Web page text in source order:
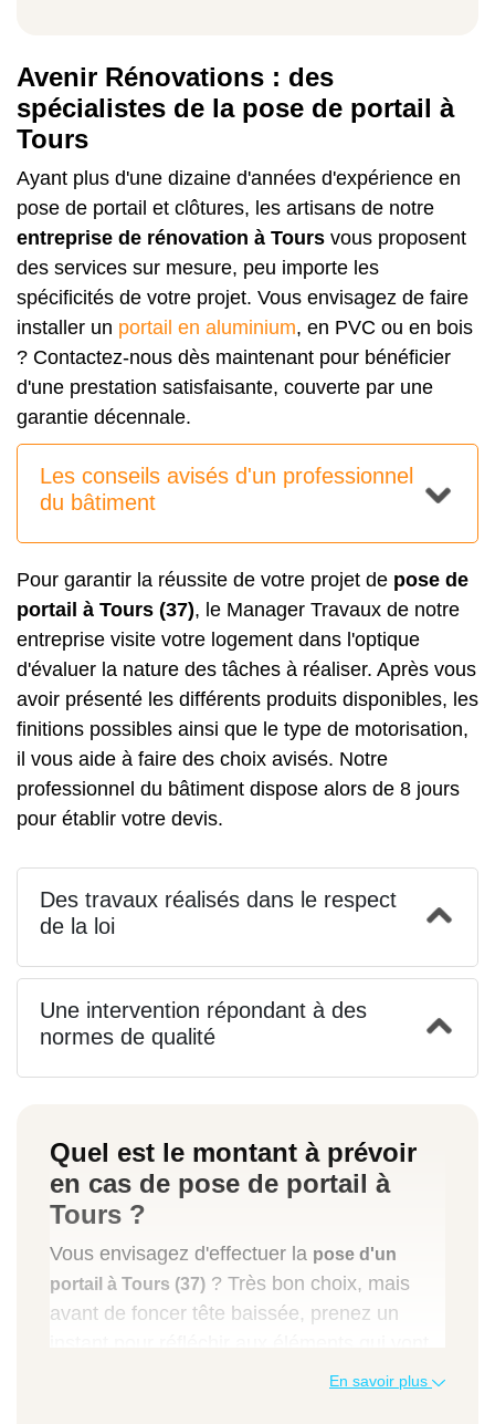
Avenir Rénovations : des
spécialistes de la pose de portail à
Tours
Ayant plus d'une dizaine d'années d'expérience en
pose de portail et clôtures, les artisans de notre
entreprise de rénovation à Tours vous proposent
des services sur mesure, peu importe les
spécificités de votre projet. Vous envisagez de faire
installer un portail en aluminium, en PVC ou en bois
? Contactez-nous dès maintenant pour bénéficier
d'une prestation satisfaisante, couverte par une
garantie décennale.
Les conseils avisés d'un professionnel
du bâtiment
Pour garantir la réussite de votre projet de pose de
portail à Tours (37), le Manager Travaux de notre
entreprise visite votre logement dans l'optique
d'évaluer la nature des tâches à réaliser. Après vous
avoir présenté les différents produits disponibles, les
finitions possibles ainsi que le type de motorisation,
il vous aide à faire des choix avisés. Notre
professionnel du bâtiment dispose alors de 8 jours
pour établir votre devis.
Des travaux réalisés dans le respect
de la loi
Une intervention répondant à des
normes de qualité
Quel est le montant à prévoir
en cas de pose de portail à
Tours ?
Vous envisagez d'effectuer la pose d'un
portail à Tours (37) ? Très bon choix, mais
avant de foncer tête baissée, prenez un
influencer votre budget. Le type de matériau
En savoir plus